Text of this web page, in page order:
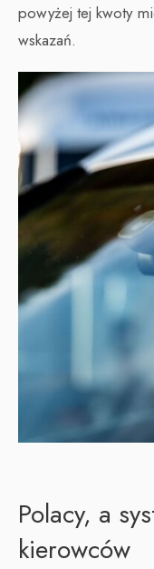
powyżej tej kwoty
wskazań.
Polacy, a
kierowców